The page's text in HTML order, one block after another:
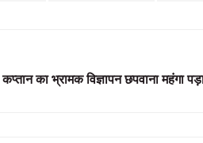
का भ्रामक विज्ञापन छपवाना महंगा